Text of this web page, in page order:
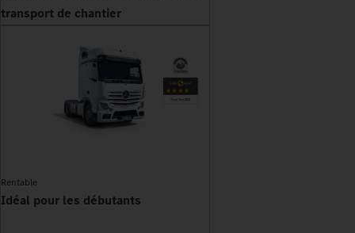
transport de chantier
Rentable
Idéal pour les débutants